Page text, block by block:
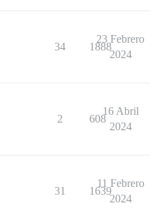
34 1888
23 Febrero
2024
2 608
16 Abril
2024
31 1639
11 Febrero
2024